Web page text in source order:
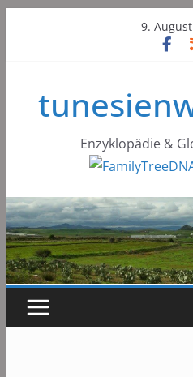
9.
Enzyklopädie &